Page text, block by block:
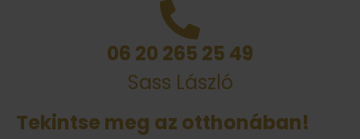
06 20 265 25 49
Sass László
Tekintse meg az otthonában!